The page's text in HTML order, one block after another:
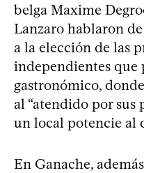
belga Maxime
Lanzaro hablaron
a la elección de las
independientes que
gastronómico,
al “atendido por sus
un local potencie al
En Ganache,